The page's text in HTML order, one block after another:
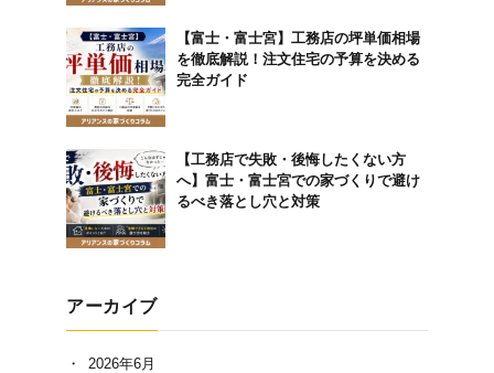
【富士・富士宮】工務店の坪単価相場
を徹底解説！注文住宅の予算を決める
完全ガイド
【工務店で失敗・後悔したくない方
へ】富士・富士宮での家づくりで避け
るべき落とし穴と対策
アーカイブ
2026年6月